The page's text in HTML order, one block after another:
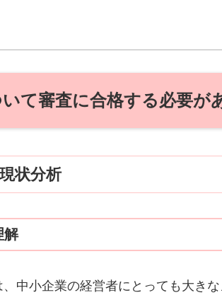
て審査に合格する必要が
状分析
解
中小企業の経営者にとっても大き